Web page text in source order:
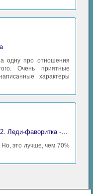
одну про отношения
Очень приятные
характеры
Но, это лучше, чем 70%